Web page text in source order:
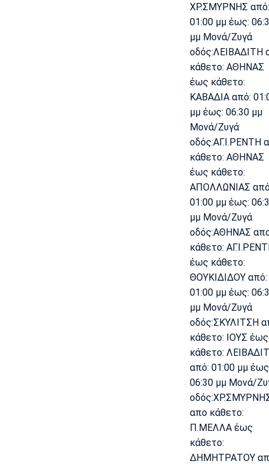
ΧΡ.ΣΜΥΡΝΗΣ από:
01:00 μμ έως:
μμ Μονά/Ζυγά
οδός:ΛΕΙΒΑΔΙΤΗ
κάθετο: ΑΘΗΝΑΣ
έως κάθετο:
ΚΑΒΑΔΙΑ από:
μμ έως: 06:30 μμ
Μονά/Ζυγά
οδός:ΑΓ.Ι.ΡΕΝΤΗ
κάθετο: ΑΘΗΝΑΣ
έως κάθετο:
ΑΠΟΛΛΩΝΙΑΣ
01:00 μμ έως:
μμ Μονά/Ζυγά
οδός:ΑΘΗΝΑΣ
κάθετο:
έως κάθετο:
ΘΟΥΚΙΔΙΔΟΥ από:
01:00 μμ έως:
μμ Μονά/Ζυγά
οδός:ΣΚΥΛΙΤΣΗ
κάθετο: ΙΟΥΣ έως
κάθετο:
από: 01:00 μμ
06:30 μμ Μονά/
απο κάθετο:
Π.ΜΕΛΛΑ έως
κάθετο:
ΔΗΜΗΤΡΑΤΟΥ